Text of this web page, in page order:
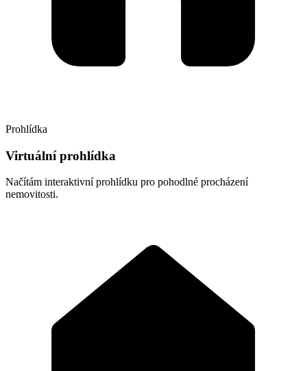
Prohlídka
Virtuální prohlídka
Načítám interaktivní prohlídku pro pohodlné procházení
nemovitosti.